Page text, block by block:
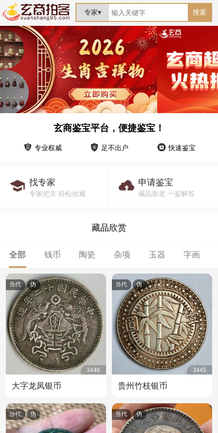
专家▾ 搜索
玄商鉴宝平台，便捷鉴宝！
专业权威 足不出户 快速鉴宝
找专家
专家把关 轻松收藏
申请鉴宝
藏品新老 一鉴解答
藏品欣赏
全部 钱币 陶瓷 杂项 玉器 字画
当代 伪
3446
大字龙凤银币
当代 伪
3445
贵州竹枝银币
当代 伪 当代 伪